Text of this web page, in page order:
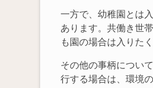
一方で、幼稚園とは
あります。共働き世
も園の場合は入りた
その他の事柄につい
行する場合は、環境